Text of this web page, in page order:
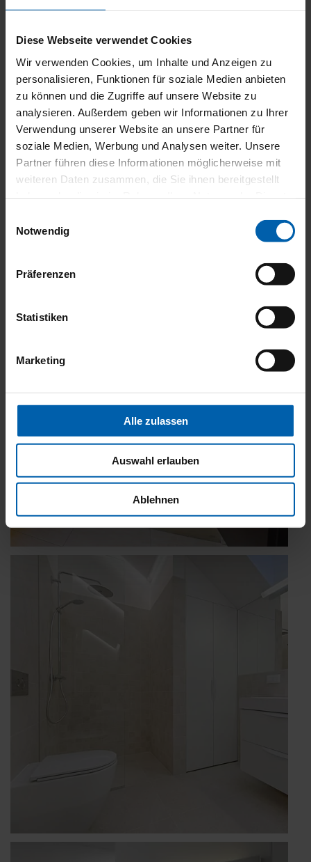
Diese Webseite verwendet Cookies
Wir verwenden Cookies, um Inhalte und Anzeigen zu
personalisieren, Funktionen für soziale Medien anbieten
zu können und die Zugriffe auf unsere Website zu
analysieren. Außerdem geben wir Informationen zu Ihrer
Verwendung unserer Website an unsere Partner für
soziale Medien, Werbung und Analysen weiter. Unsere
Partner führen diese Informationen möglicherweise mit
weiteren Daten zusammen, die Sie ihnen bereitgestellt
Notwendig
Präferenzen
Statistiken
Marketing
Alle zulassen
Auswahl erlauben
Ablehnen